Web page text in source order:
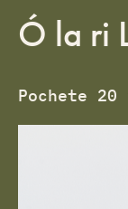
Ó la ri
Pochete 20